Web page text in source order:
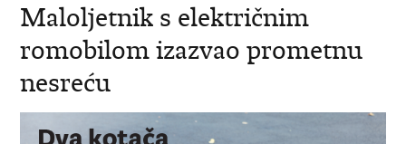
Maloljetnik s električnim
romobilom izazvao prometnu
nesreću